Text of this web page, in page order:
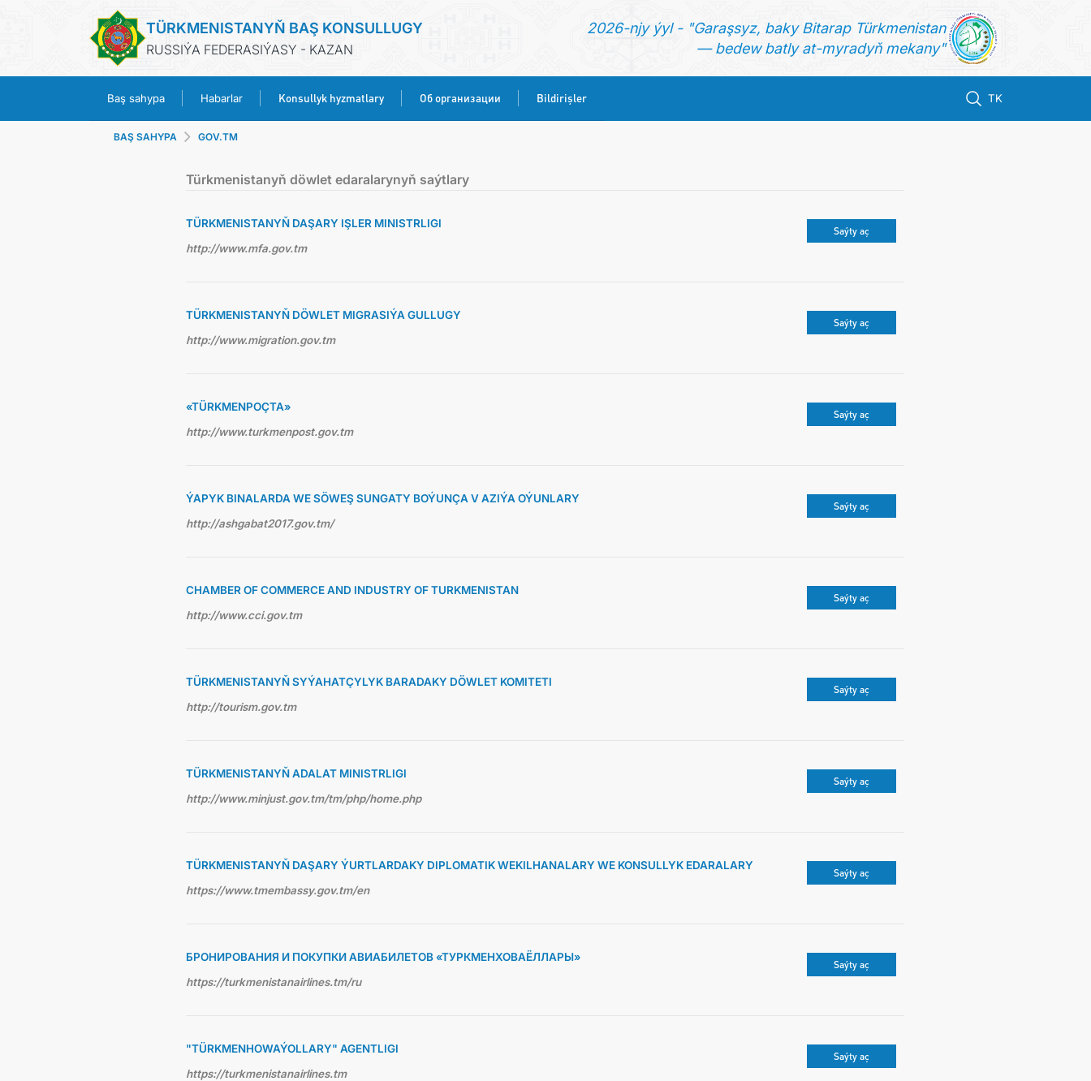
TÜRKMENISTANYŇ BAŞ KONSULLUGY
RUSSIÝA FEDERASIÝASY - KAZAN
2026-njy ýyl - "Garaşsyz, baky Bitarap Türkmenistan
— bedew batly at-myradyň mekany"
Baş sahypa Habarlar Konsullyk hyzmatlary Об организации Bildirişler TK
BAŞ SAHYPA GOV.TM
Türkmenistanyň döwlet edaralarynyň saýtlary
TÜRKMENISTANYŇ DAŞARY IŞLER MINISTRLIGI
http://www.mfa.gov.tm
Saýty aç
TÜRKMENISTANYŇ DÖWLET MIGRASIÝA GULLUGY
http://www.migration.gov.tm
Saýty aç
«TÜRKMENPOÇTA»
http://www.turkmenpost.gov.tm
Saýty aç
ÝAPYK BINALARDA WE SÖWEŞ SUNGATY BOÝUNÇA V AZIÝA OÝUNLARY
http://ashgabat2017.gov.tm/
Saýty aç
CHAMBER OF COMMERCE AND INDUSTRY OF TURKMENISTAN
http://www.cci.gov.tm
Saýty aç
TÜRKMENISTANYŇ SYÝAHATÇYLYK BARADAKY DÖWLET KOMITETI
http://tourism.gov.tm
Saýty aç
TÜRKMENISTANYŇ ADALAT MINISTRLIGI
http://www.minjust.gov.tm/tm/php/home.php
Saýty aç
TÜRKMENISTANYŇ DAŞARY ÝURTLARDAKY DIPLOMATIK WEKILHANALARY WE KONSULLYK EDARALARY
https://www.tmembassy.gov.tm/en
Saýty aç
БРОНИРОВАНИЯ И ПОКУПКИ АВИАБИЛЕТОВ «ТУРКМЕНХОВАЁЛЛАРЫ»
https://turkmenistanairlines.tm/ru
Saýty aç
"TÜRKMENHOWAÝOLLARY" AGENTLIGI
https://turkmenistanairlines.tm
Saýty aç